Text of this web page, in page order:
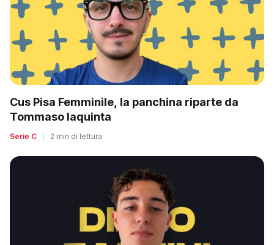
Cus Pisa Femminile, la panchina riparte da
Tommaso Iaquinta
Serie C 2 min di lettura